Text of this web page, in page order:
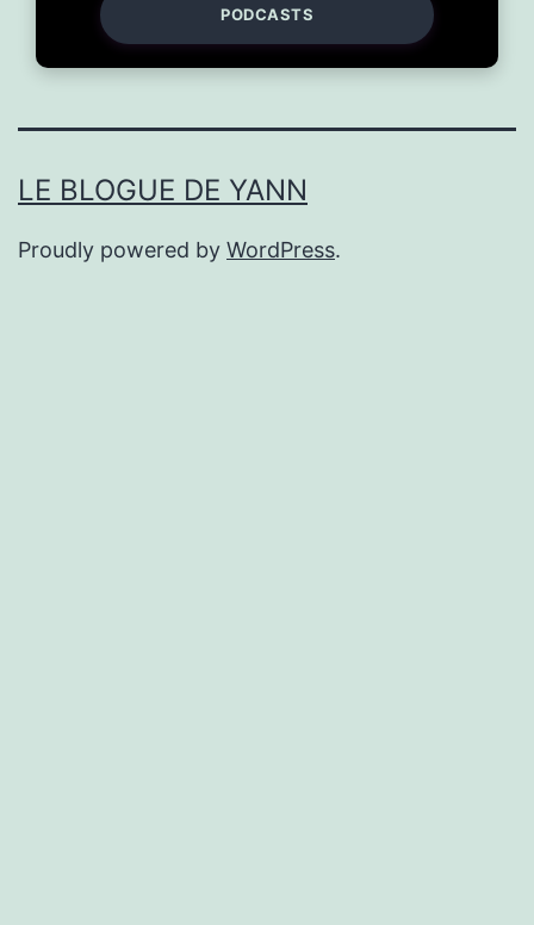
PODCASTS
LE BLOGUE DE YANN
Proudly powered by WordPress.